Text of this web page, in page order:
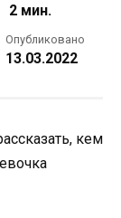
2 мин.
Опубликовано
13.03.2022
кем